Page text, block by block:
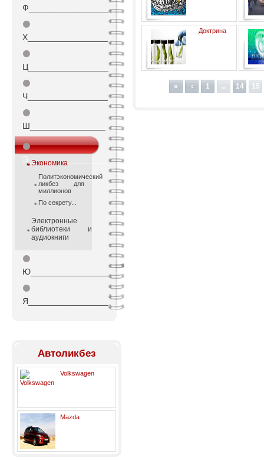
Ф_________________
⚫
Х_________________
⚫
Ц_________________
⚫
Ч_________________
⚫
Ш________________
⚫
Э_________________
Экономика
Политэкономический
ликбез для
миллионов
По секрету...
Электронные
библиотеки и
аудиокниги
⚫
Ю_________________
⚫
Я_________________
Автоликбез
Volkswagen
Mazda
Доктрина
безопасности России:
оценка экспертов
« ‹ 1 ... 14 15